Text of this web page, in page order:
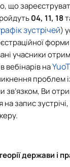
що
04, 11, 18
зустрічей)
учасники
вебінарів на
проблем
зв’язком, Ви
запис
держави і